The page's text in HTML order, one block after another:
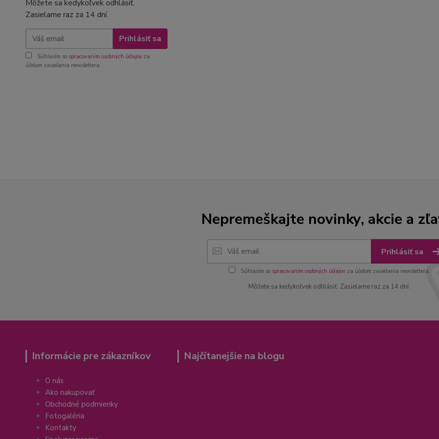
Môžete sa kedykoľvek odhlásiť.
Zasielame raz za 14 dní.
Prihlásiť sa
Súhlasím so spracovaním osobných údajov za
účelom zasielania newslettera.
Nepremeškajte novinky, akcie a
Prihlásiť sa
Súhlasím so spracovaním osobných údajovza účelom zasielania newslettera.
Môžete sa kedykoľvek odhlásiť. Zasielame raz za 14 dní.
Informácie pre zákazníkov
O nás
Ako nakupovať
Obchodné podmienky
Fotogaléria
Kontakty
Najčítanejšie na blogu